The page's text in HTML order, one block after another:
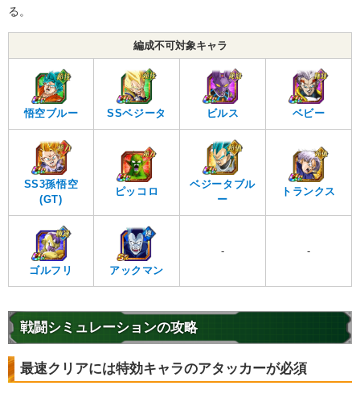
る。
編成不可対象キャラ
悟空ブルー SSベジータ ビルス ベビー
SS3孫悟空
(GT)
ピッコロ
ベジータブル
ー
トランクス
ゴルフリ アックマン
- -
戦闘シミュレーションの攻略
最速クリアには特効キャラのアタッカーが必須